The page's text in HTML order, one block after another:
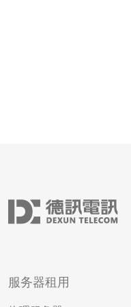
服务器租用